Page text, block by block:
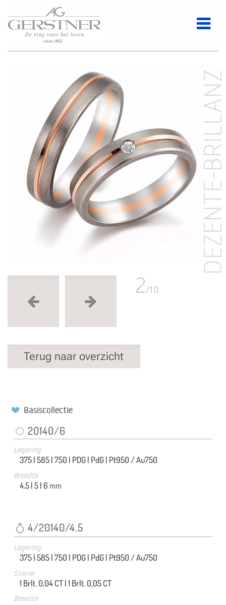
2/10
Terug naar overzicht
Basiscollectie
20140/6
Legering
375 |585 |750 | PDG | PdG | Pt950 / Au750
Breedte
4.5 |5 | 6 mm
4/20140/4.5
Legering
375 |585 |750 | PDG | PdG | Pt950 / Au750
Steine
1 Brlt. 0,04 CT |1 Brlt. 0,05 CT
Breedte